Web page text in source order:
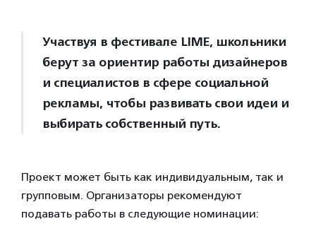
Участвуя в фестивале LIME, школьники
берут за ориентир работы дизайнеров
и специалистов в сфере социальной
рекламы, чтобы развивать свои идеи и
выбирать собственный путь.
Проект может быть как индивидуальным, так и
групповым. Организаторы рекомендуют
подавать работы в следующие номинации: